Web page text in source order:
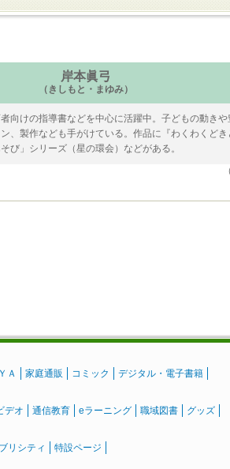
岸本眞弓
（きしもと・まゆみ）
向けの指導書などを中心に活躍中。子どもの動き
、製作なども手がけている。作品に『わくわくど
び」シリーズ（星の環会）などがある。
Ａ 家庭通販 コミック デジタル・電子書籍
デオ 通信教育 eラーニング 職域図書 グッズ
リシティ 特設ページ